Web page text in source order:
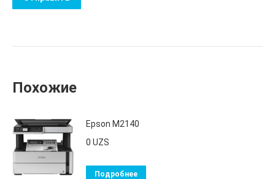
Похожие
Epson M2140
0 UZS
Подробнее